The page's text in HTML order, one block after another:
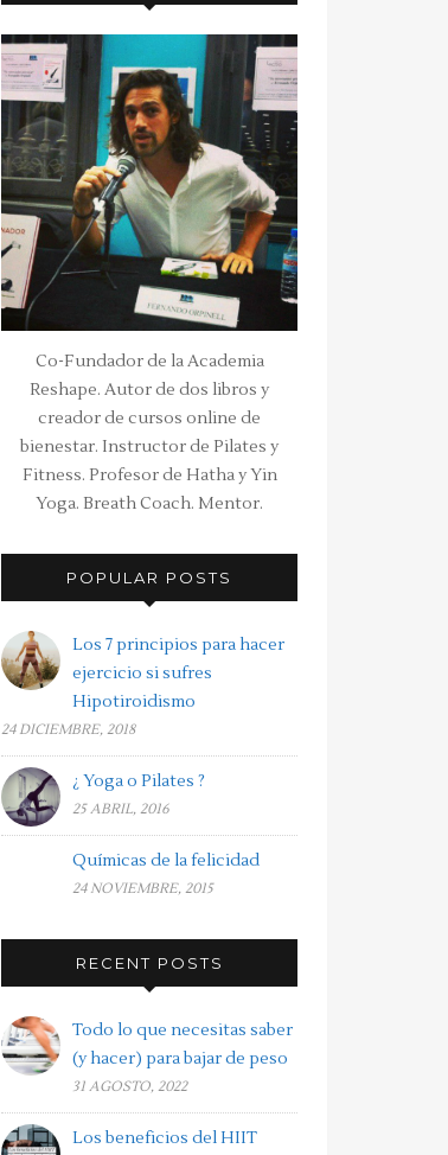
Co-Fundador de la Academia
Reshape. Autor de dos libros y
creador de cursos online de
bienestar. Instructor de Pilates y
Fitness. Profesor de Hatha y Yin
Yoga. Breath Coach. Mentor.
POPULAR POSTS
Los 7 principios para hacer
ejercicio si sufres
Hipotiroidismo
24 DICIEMBRE, 2018
¿ Yoga o Pilates ?
25 ABRIL, 2016
Químicas de la felicidad
24 NOVIEMBRE, 2015
RECENT POSTS
Todo lo que necesitas saber
(y hacer) para bajar de peso
31 AGOSTO, 2022
Los beneficios del HIIT